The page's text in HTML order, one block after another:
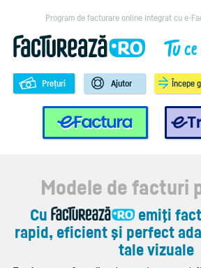
Program de facturare online integrat cu e-
e-Factura
Prețuri Ajutor Începe
Modele de facturi
Cu
emiţi
rapid, eficient şi perfect
tale vizuale